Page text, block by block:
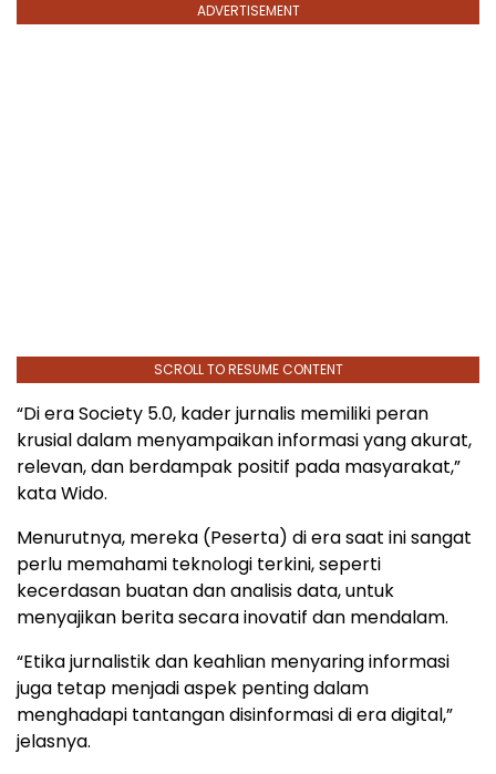
ADVERTISEMENT
SCROLL TO RESUME CONTENT
“Di era Society 5.0, kader jurnalis memiliki peran
krusial dalam menyampaikan informasi yang akurat,
relevan, dan berdampak positif pada masyarakat,”
kata Wido.
Menurutnya, mereka (Peserta) di era saat ini sangat
perlu memahami teknologi terkini, seperti
kecerdasan buatan dan analisis data, untuk
menyajikan berita secara inovatif dan mendalam.
“Etika jurnalistik dan keahlian menyaring informasi
juga tetap menjadi aspek penting dalam
menghadapi tantangan disinformasi di era digital,”
jelasnya.